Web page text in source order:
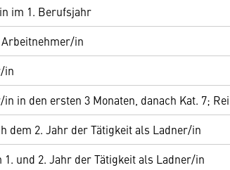
im 1. Berufsjahr
in
in
in den ersten 3 Monaten, danach Kat. 7;
dem 2. Jahr der Tätigkeit als Ladner/in
und 2. Jahr der Tätigkeit als Ladner/in